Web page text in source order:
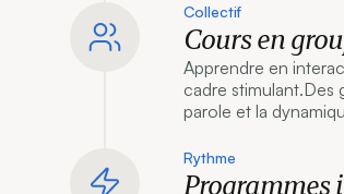
Collectif
Cours en
Apprendre en
cadre stimulant.Des
parole et la
Rythme
Programmes